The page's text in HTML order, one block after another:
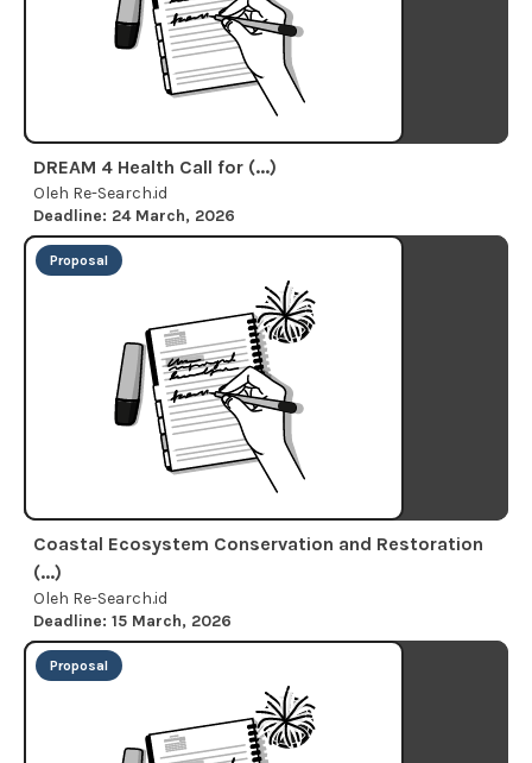
DREAM 4 Health Call for (...)
Oleh Re-Search.id
Deadline: 24 March, 2026
Proposal
Coastal Ecosystem Conservation and Restoration
(...)
Oleh Re-Search.id
Deadline: 15 March, 2026
Proposal